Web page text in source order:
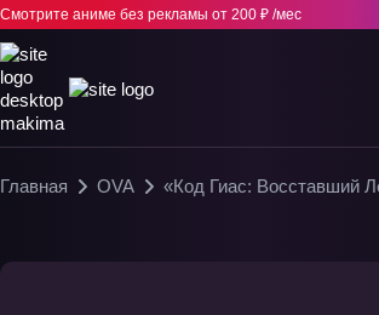
Смотрите аниме без рекламы от 200 ₽ /мес
Главная OVA «Код Гиас: Восставший